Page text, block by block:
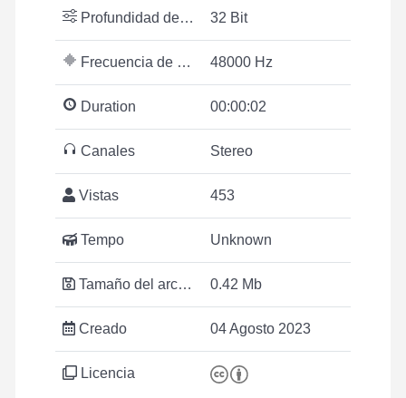
Profundidad de bits 32 Bit
Frecuencia de muestreo 48000 Hz
Duration 00:00:02
Canales Stereo
Vistas 453
Tempo Unknown
Tamaño del archivo 0.42 Mb
Creado 04 Agosto 2023
Licencia